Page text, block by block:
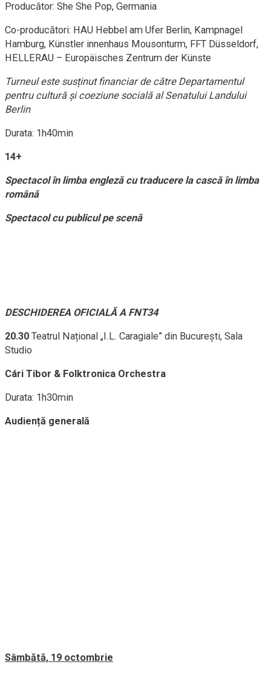
Producător: She She Pop, Germania
Co-producători: HAU Hebbel am Ufer Berlin, Kampnagel
Hamburg, Künstler innenhaus Mousonturm, FFT Düsseldorf,
HELLERAU – Europäisches Zentrum der Künste
Turneul este susținut financiar de către Departamentul
pentru cultură și coeziune socială al Senatului Landului
Berlin
Durata: 1h40min
14+
Spectacol în limba engleză cu traducere la cască în limba
română
Spectacol cu publicul pe scenă
DESCHIDEREA OFICIALĂ A FNT34
20.30 Teatrul Național „I.L. Caragiale” din București, Sala
Studio
Cári Tibor & Folktronica Orchestra
Durata: 1h30min
Audiență generală
Sâmbătă, 19 octombrie